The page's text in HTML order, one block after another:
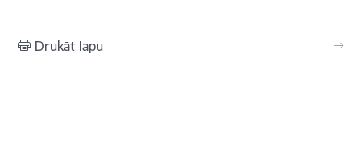
Drukāt lapu